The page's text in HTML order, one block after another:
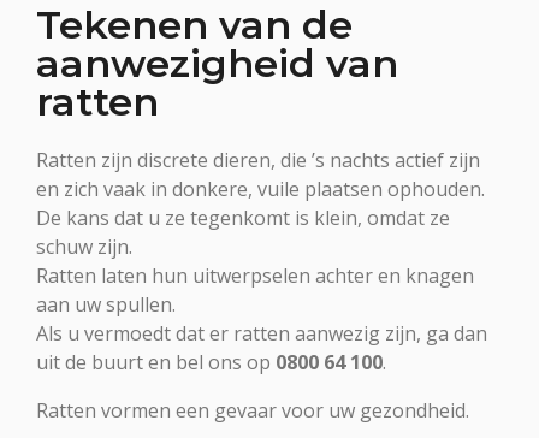
Tekenen van de
aanwezigheid van
ratten
Ratten zijn discrete dieren, die ’s nachts actief zijn
en zich vaak in donkere, vuile plaatsen ophouden.
De kans dat u ze tegenkomt is klein, omdat ze
schuw zijn.
Ratten laten hun uitwerpselen achter en knagen
aan uw spullen.
Als u vermoedt dat er ratten aanwezig zijn, ga dan
uit de buurt en bel ons op 0800 64 100.
Ratten vormen een gevaar voor uw gezondheid.